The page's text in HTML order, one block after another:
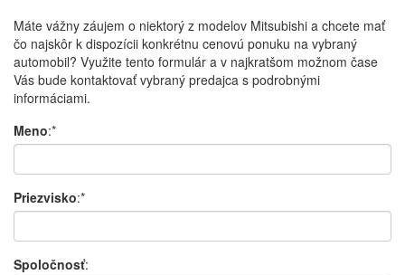
Máte vážny záujem o niektorý z modelov Mitsubishi a chcete mať
čo najskôr k dispozícii konkrétnu cenovú ponuku na vybraný
automobil? Využite tento formulár a v najkratšom možnom čase
Vás bude kontaktovať vybraný predajca s podrobnými
informáciami.
Meno:*
Priezvisko:*
Spoločnosť: